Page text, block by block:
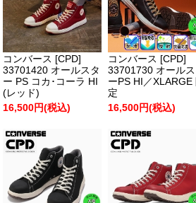
コンバース [CPD]
33701420 オールスタ
ー PS コカ･コーラ HI
(レッド)
16,500円(税込)
コンバース [CPD]
33701730 オールス
ーPS HI／XLARGE
定
16,500円(税込)